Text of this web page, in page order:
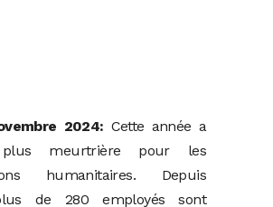
2024: Cette année a
meurtrière pour les
humanitaires. Depuis
de 280 employés sont